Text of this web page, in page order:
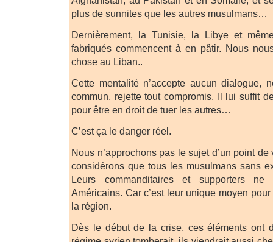
plus de sunnites que les autres musulmans…
Dernièrement, la Tunisie, la Libye et
fabriqués commencent à en pâtir. Nous
chose au Liban..
Cette mentalité n’accepte aucun dialogue,
commun, rejette tout compromis. Il lui suffit
pour être en droit de tuer les autres…
C’est ça le danger réel.
Nous n’approchons pas le sujet d’un point
considérons que tous les musulmans sans
Leurs commanditaires et supporters
Américains. Car c’est leur unique moyen
la région.
Dès le début de la crise, ces éléments ont